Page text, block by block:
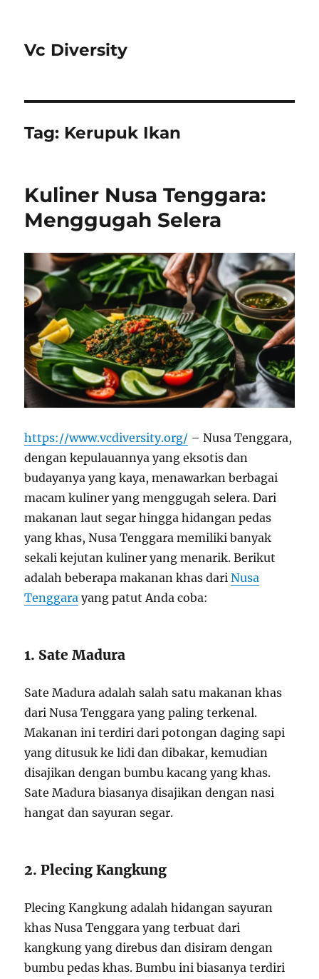
Vc Diversity
Tag: Kerupuk Ikan
Kuliner Nusa Tenggara:
Menggugah Selera
https://www.vcdiversity.org/ – Nusa Tenggara,
dengan kepulauannya yang eksotis dan
budayanya yang kaya, menawarkan berbagai
macam kuliner yang menggugah selera. Dari
makanan laut segar hingga hidangan pedas
yang khas, Nusa Tenggara memiliki banyak
sekali kejutan kuliner yang menarik. Berikut
adalah beberapa makanan khas dariNusa
Tenggara yang patut Anda coba:
1. Sate Madura
Sate Madura adalah salah satu makanan khas
dari Nusa Tenggara yang paling terkenal.
Makanan ini terdiri dari potongan daging sapi
yang ditusuk ke lidi dan dibakar, kemudian
disajikan dengan bumbu kacang yang khas.
Sate Madura biasanya disajikan dengan nasi
hangat dan sayuran segar.
2. Plecing Kangkung
Plecing Kangkung adalah hidangan sayuran
khas Nusa Tenggara yang terbuat dari
kangkung yang direbus dan disiram dengan
bumbu pedas khas. Bumbu ini biasanya terdiri